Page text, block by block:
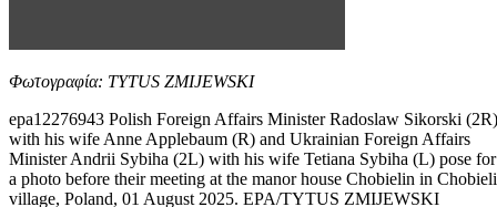
Φωτογραφία: TYTUS ZMIJEWSKI
epa12276943 Polish Foreign Affairs Minister Radoslaw Sikorski (2R)
with his wife Anne Applebaum (R) and Ukrainian Foreign Affairs
Minister Andrii Sybiha (2L) with his wife Tetiana Sybiha (L) pose for
a photo before their meeting at the manor house Chobielin in
village, Poland, 01 August 2025. EPA/TYTUS ZMIJEWSKI